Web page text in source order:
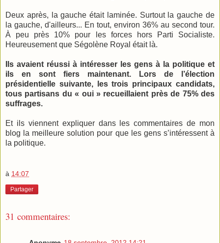
Deux après, la gauche était laminée. Surtout la gauche de
la gauche, d'ailleurs... En tout, environ 36% au second tour.
À peu près 10% pour les forces hors Parti Socialiste.
Heureusement que Ségolène Royal était là.
Ils avaient réussi à intéresser les gens à la politique et
ils en sont fiers maintenant. Lors de l’élection
présidentielle suivante, les trois principaux candidats,
tous partisans du « oui » recueillaient près de 75% des
suffrages.
Et ils viennent expliquer dans les commentaires de mon
blog la meilleure solution pour que les gens s’intéressent à
la politique.
à 14:07
Partager
31 commentaires: